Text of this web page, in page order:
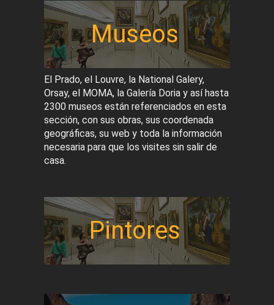
Museos
El Prado, el Louvre, la National Galery,
Orsay, el MOMA, la Galería Doria y así hasta
2300 museos están referenciados en esta
sección, con sus obras, sus coordenada
geográficas, su web y toda la información
necesaria para que los visites sin salir de
casa.
Pintores